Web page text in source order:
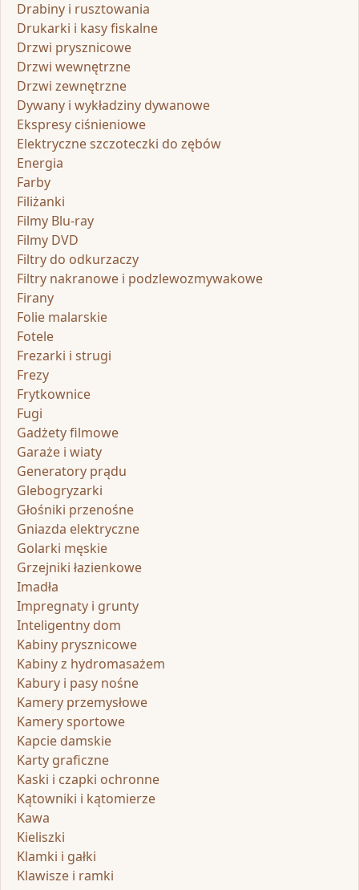
Drabiny i rusztowania
Drukarki i kasy fiskalne
Drzwi prysznicowe
Drzwi wewnętrzne
Drzwi zewnętrzne
Dywany i wykładziny dywanowe
Ekspresy ciśnieniowe
Elektryczne szczoteczki do zębów
Energia
Farby
Filiżanki
Filmy Blu-ray
Filmy DVD
Filtry do odkurzaczy
Filtry nakranowe i podzlewozmywakowe
Firany
Folie malarskie
Fotele
Frezarki i strugi
Frezy
Frytkownice
Fugi
Gadżety filmowe
Garaże i wiaty
Generatory prądu
Glebogryzarki
Głośniki przenośne
Gniazda elektryczne
Golarki męskie
Grzejniki łazienkowe
Imadła
Impregnaty i grunty
Inteligentny dom
Kabiny prysznicowe
Kabiny z hydromasażem
Kabury i pasy nośne
Kamery przemysłowe
Kamery sportowe
Kapcie damskie
Karty graficzne
Kaski i czapki ochronne
Kątowniki i kątomierze
Kawa
Kieliszki
Klamki i gałki
Klawisze i ramki